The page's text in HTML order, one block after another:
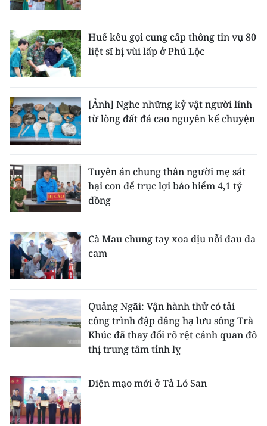
Huế kêu gọi cung cấp thông tin vụ 80
liệt sĩ bị vùi lấp ở Phú Lộc
[Ảnh] Nghe những kỷ vật người lính
từ lòng đất đá cao nguyên kể chuyện
Tuyên án chung thân người mẹ sát
hại con để trục lợi bảo hiểm 4,1 tỷ
đồng
Cà Mau chung tay xoa dịu nỗi đau da
cam
Quảng Ngãi: Vận hành thử có tải
công trình đập dâng hạ lưu sông Trà
Khúc đã thay đổi rõ rệt cảnh quan đô
thị trung tâm tỉnh lỵ
Diện mạo mới ở Tả Ló San